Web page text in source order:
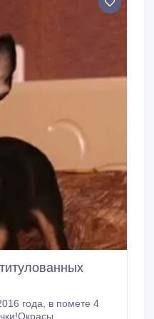
года, в помете 4